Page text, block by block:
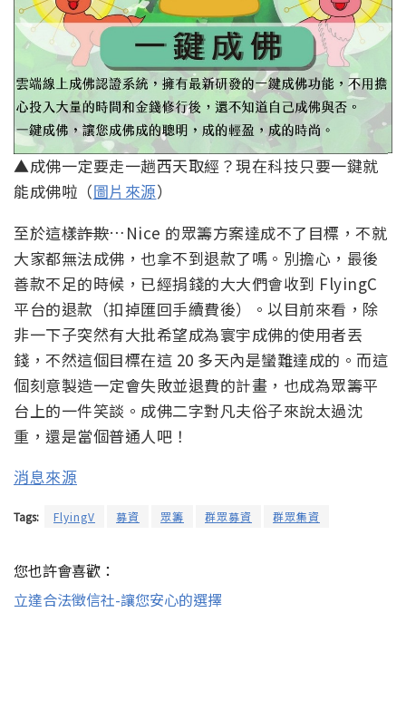
▲成佛一定要走一趟西天取經？現在科技只要一鍵就
能成佛啦（圖片來源）
至於這樣詐欺…Nice 的眾籌方案達成不了目標，不就
大家都無法成佛，也拿不到退款了嗎。別擔心，最後
善款不足的時候，已經捐錢的大大們會收到 FlyingC
平台的退款（扣掉匯回手續費後）。以目前來看，除
非一下子突然有大批希望成為寰宇成佛的使用者丟
錢，不然這個目標在這 20 多天內是蠻難達成的。而這
個刻意製造一定會失敗並退費的計畫，也成為眾籌平
台上的一件笑談。成佛二字對凡夫俗子來說太過沈
重，還是當個普通人吧！
消息來源
Tags: FlyingV 募資 眾籌 群眾募資 群眾集資
您也許會喜歡：
立達合法徵信社-讓您安心的選擇